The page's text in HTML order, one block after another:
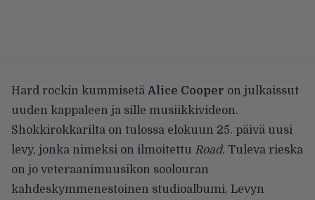
Hard rockin kummisetä Alice Cooper on julkaissut
uuden kappaleen ja sille musiikkivideon.
Shokkirokkarilta on tulossa elokuun 25. päivä uusi
levy, jonka nimeksi on ilmoitettu Road. Tuleva rieska
on jo veteraanimuusikon soolouran
kahdeskymmenestoinen studioalbumi. Levyn